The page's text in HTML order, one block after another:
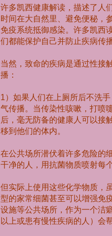
许多凯西健康解读，描述了人
时间在大自然里、避免便秘，
免疫系统抵御感染。许多凯西
们都能保护自己并防止疾病传
当然，致命的疾病是通过性接
播：
1）如果人们在上厕所后不洗
气传播。当传染性咳嗽，打喷
后，毫无防备的健康人可以接
移到他们的体内。
在公共场所潜伏着许多危险的
干净的人，用抗菌物质喷射每
但实际上使用这些化学物质，
型的家常细菌甚至可以增强免
设施等公共场所，作为一个洁
以上或患有慢性疾病的人）会